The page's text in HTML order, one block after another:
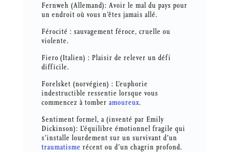
Fernweh (Allemand): Avoir le mal du pays pour
un endroit où vous n’êtes jamais allé.
Férocité : sauvagement féroce, cruelle ou
violente.
Fiero (Italien) : Plaisir de relever un défi
difficile.
Forelsket (norvégien) : L’euphorie
indestructible ressentie lorsque vous
commencez à tomber amoureux.
Sentiment formel, a (inventé par Emily
Dickinson): L’équilibre émotionnel fragile qui
s’installe lourdement sur un survivant d’un
traumatisme récent ou d’un chagrin profond.